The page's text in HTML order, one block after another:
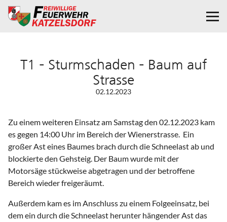
T1 – Sturmschaden – Baum auf
Strasse
02.12.2023
Zu einem weiteren Einsatz am Samstag den 02.12.2023 kam
es gegen 14:00 Uhr im Bereich der Wienerstrasse. Ein
großer Ast eines Baumes brach durch die Schneelast ab und
blockierte den Gehsteig. Der Baum wurde mit der
Motorsäge stückweise abgetragen und der betroffene
Bereich wieder freigeräumt.
Außerdem kam es im Anschluss zu einem Folgeeinsatz, bei
dem ein durch die Schneelast herunter hängender Ast das